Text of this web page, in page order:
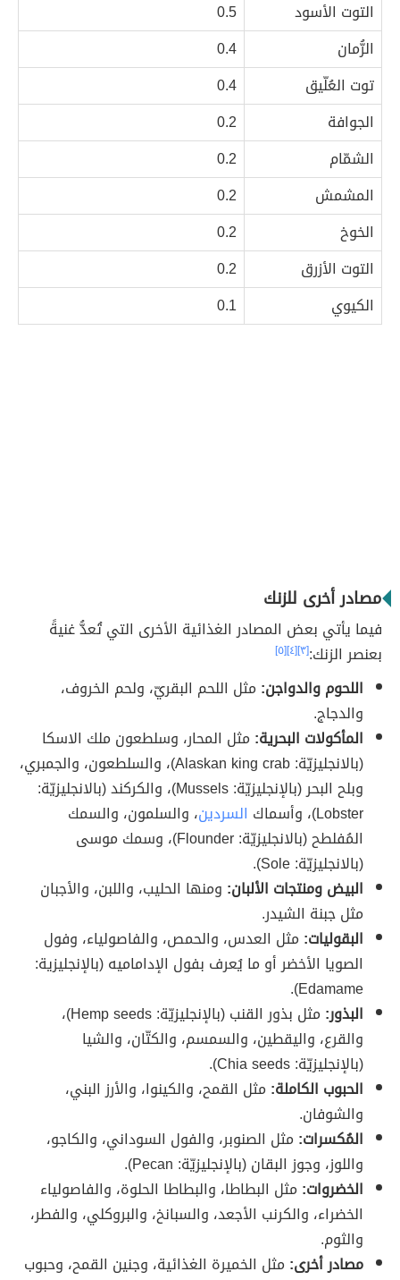
التوت الأسود
0.5
الرُّمان
0.4
توت العُلّيق
0.4
الجوافة
0.2
الشمّام
0.2
المشمش
0.2
الخوخ
0.2
التوت الأزرق
0.2
الكيوي
0.1
مصادر أخرى للزنك
فيما يأتي بعض المصادر الغذائية الأخرى التي تُعدُّ غنيةً
بعنصر الزنك:[٣] [٤] [٥]
اللحوم والدواجن: مثل اللحم البقريّ، ولحم الخروف،
والدجاج.
المأكولات البحرية: مثل المحار، وسلطعون ملك الاسكا
(بالانجليزيّة: Alaskan king crab)، والسلطعون، والجمبري،
وبلح البحر (بالإنجليزيّة: Mussels)، والكركند (بالانجليزيّة:
Lobster)، وأسماك
السردين، والسلمون، والسمك
المُفلطح (بالانجليزيّة: Flounder)، وسمك موسى
(بالانجليزيّة: Sole).
البيض ومنتجات الألبان: ومنها الحليب، واللبن، والأجبان
مثل جبنة الشيدر.
البقوليات: مثل العدس، والحمص، والفاصولياء، وفول
الصويا الأخضر أو ما يُعرف بفول الإداماميه (بالإنجليزية:
Edamame).
البذور:
مثل بذور القنب (بالإنجليزيّة: Hemp seeds)،
والقرع، واليقطين، والسمسم، والكتّان، والشيا
(بالإنجليزيّة: Chia seeds).
الحبوب الكاملة: مثل القمح، والكينوا، والأرز البني،
والشوفان.
المُكسرات: مثل الصنوبر، والفول السوداني، والكاجو،
واللوز، وجوز البقان (بالإنجليزيّة: Pecan).
الخضروات: مثل البطاطا، والبطاطا الحلوة، والفاصولياء
الخضراء، والكرنب الأجعد، والسبانخ، والبروكلي، والفطر،
والثوم.
مصادر أخرى: مثل الخميرة الغذائية، وجنين القمح، وحبوب